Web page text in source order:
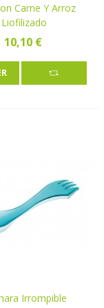
Carne Y Arroz
Liofilizado
10,10 €
Irrompible